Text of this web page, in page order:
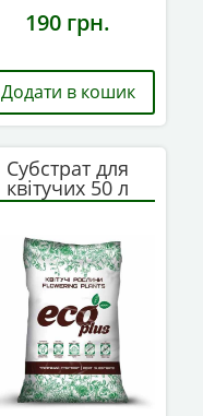
190 грн.
Додати в кошик
Субстрат для
квітучих 50 л